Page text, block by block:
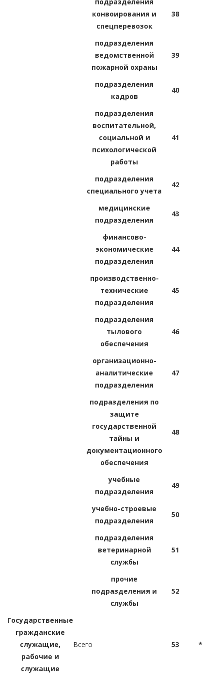
конвоирования и
спецперевозок
38
подразделения
ведомственной
пожарной охраны
39
подразделения
кадров
40
подразделения
воспитательной,
социальной и
психологической
работы
41
подразделения
специального учета
42
медицинские
подразделения
43
финансово-
экономические
подразделения
44
производственно-
технические
подразделения
45
подразделения
тылового
обеспечения
46
организационно-
аналитические
подразделения
47
подразделения по
защите
государственной
тайны и
документационного
обеспечения
48
учебные
подразделения
49
учебно-строевые
подразделения
50
подразделения
ветеринарной
службы
51
прочие
подразделения и
службы
52
Государственные
гражданские
служащие,
рабочие и
служащие
Всего 53 *